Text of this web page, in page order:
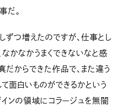
だ。
ずつ増えたのですが、仕事とし
なかなかうまくできないなと感
だからできた作品で、また違う
面白いものができるかという
インの領域にコラージュを無闇